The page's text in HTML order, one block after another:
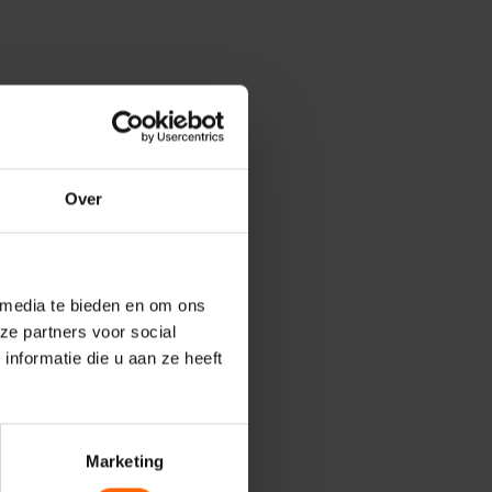
Over
te bieden en om ons
partners voor social
die u aan ze heeft
Marketing
want
op
en de
dat-